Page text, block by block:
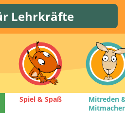
Lehrkräfte
Spiel & Spaß
Mitreden